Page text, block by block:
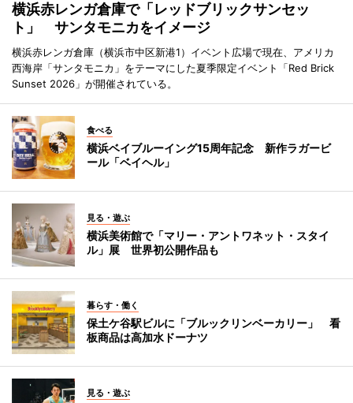
横浜赤レンガ倉庫で「レッドブリックサンセッ
ト」 サンタモニカをイメージ
横浜赤レンガ倉庫（横浜市中区新港1）イベント広場で現在、アメリカ
西海岸「サンタモニカ」をテーマにした夏季限定イベント「Red Brick
Sunset 2026」が開催されている。
食べる
横浜ベイブルーイング15周年記念 新作ラガービ
ール「ベイヘル」
見る・遊ぶ
横浜美術館で「マリー・アントワネット・スタイ
ル」展 世界初公開作品も
暮らす・働く
保土ケ谷駅ビルに「ブルックリンベーカリー」 看
板商品は高加水ドーナツ
見る・遊ぶ